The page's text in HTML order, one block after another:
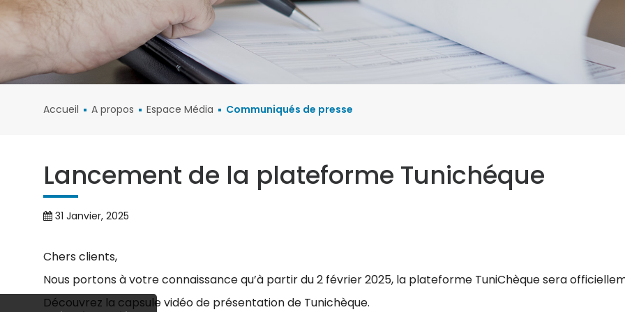
Convertibles
Epargne Essaba
Progresso
Crédit Auto
Visa Classique
VISA Nationale
Mastercard Classique
Mastercard Gold
Mastercard Gold
Platinum
SECURIPASS
Garanties sur la
Placement en Devise
ressources de la
Accueil A propos Espace Média Communiqués de presse
Lancement de la plateforme Tunichéque
31 Janvier, 2025
Chers clients,
Nous portons à votre connaissance qu’à partir du 2 février 2025, la plateforme TuniChèque sera
Découvrez la capsule vidéo de présentation de Tunichèque.